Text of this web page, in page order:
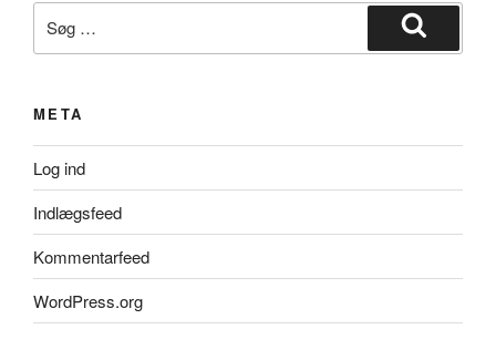
efter:
Søg
META
Log ind
Indlægsfeed
Kommentarfeed
WordPress.org